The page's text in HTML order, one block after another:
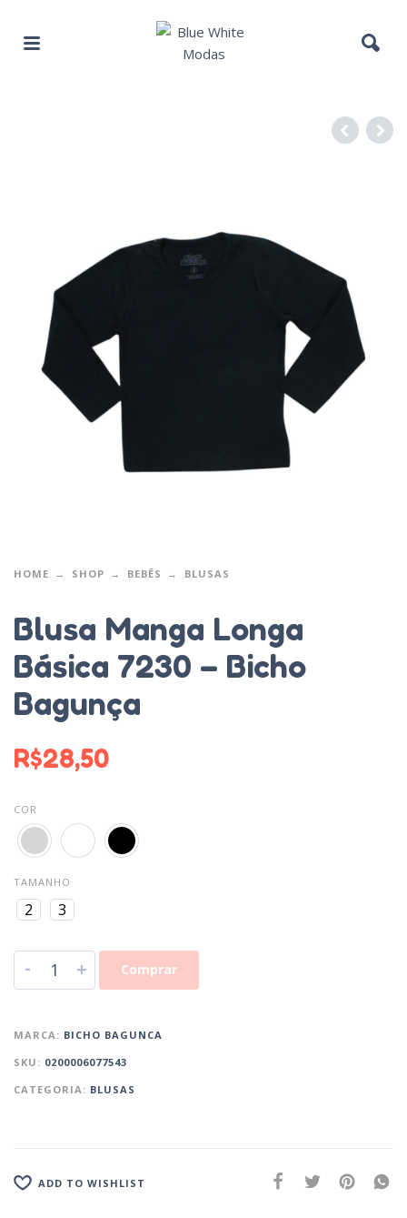
HOME SHOP BEBÊS BLUSAS
Blusa Manga Longa
Básica 7230 – Bicho
Bagunça
R$28,50
COR
TAMANHO
2 3
- + Comprar
MARCA: BICHO BAGUNCA
SKU: 0200006077543
CATEGORIA: BLUSAS
ADD TO WISHLIST